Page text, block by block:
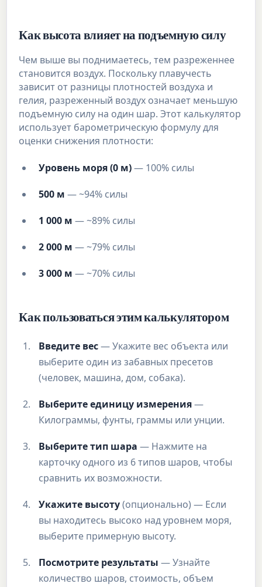
Как высота влияет на подъемную силу
Чем выше вы поднимаетесь, тем разреженнее
становится воздух. Поскольку плавучесть
зависит от разницы плотностей воздуха и
гелия, разреженный воздух означает меньшую
подъемную силу на один шар. Этот калькулятор
использует барометрическую формулу для
оценки снижения плотности:
Уровень моря (0 м)— 100% силы
500 м — ~94% силы
1 000 м — ~89% силы
2 000 м — ~79% силы
3 000 м — ~70% силы
Как пользоваться этим калькулятором
Введите вес— Укажите вес объекта или
выберите один из забавных пресетов
(человек, машина, дом, собака).
Выберите единицу измерения—
Килограммы, фунты, граммы или унции.
Выберите тип шара — Нажмите на
карточку одного из 6 типов шаров, чтобы
сравнить их возможности.
Укажите высоту(опционально) — Если
вы находитесь высоко над уровнем моря,
выберите примерную высоту.
Посмотрите результаты — Узнайте
количество шаров, стоимость, объем